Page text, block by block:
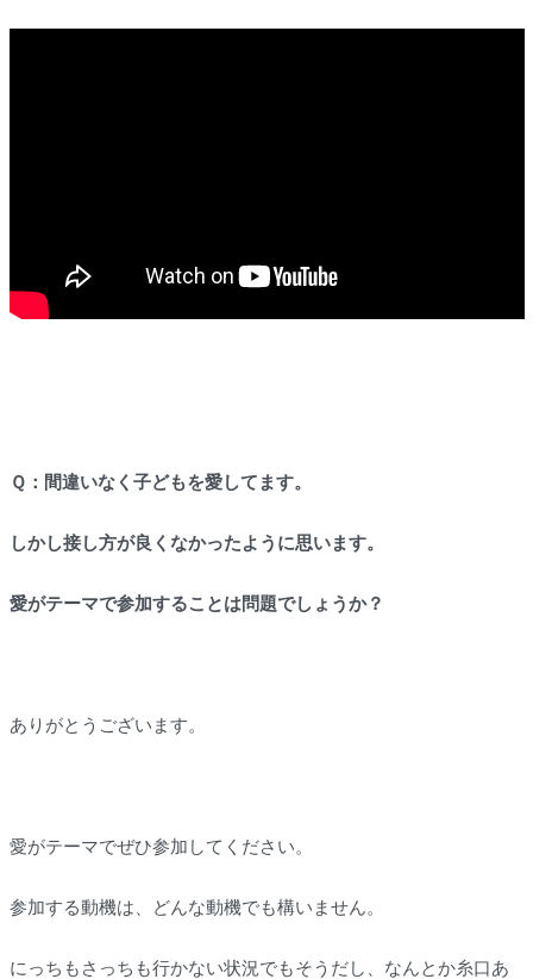
Ｑ：間違いなく子どもを愛してます。
しかし接し方が良くなかったように思います。
愛がテーマで参加することは問題でしょうか？
ありがとうございます。
愛がテーマでぜひ参加してください。
参加する動機は、どんな動機でも構いません。
にっちもさっちも行かない状況でもそうだし、なんとか糸口あ